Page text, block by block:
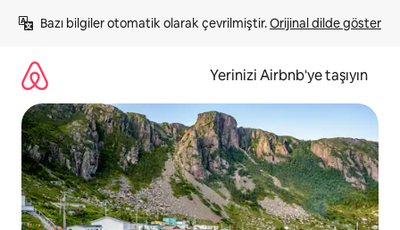
atla
Bazı bilgiler otomatik olarak çevrilmiştir. Orijinal dilde göster
Yerinizi Airbnb'ye taşıyın